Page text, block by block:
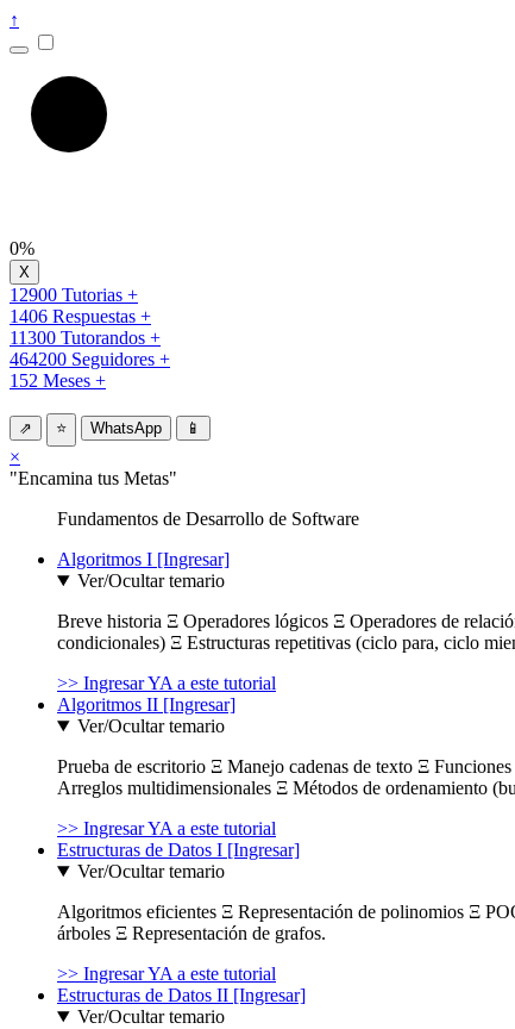
↑
0%
12900 Tutorias +
1406 Respuestas +
11300 Tutorandos +
464200 Seguidores +
152 Meses +
⇗ ⭐ WhatsApp 📱
×
"Encamina tus Metas"
Fundamentos de Desarrollo de Software
Algoritmos I [Ingresar]
Ver/Ocultar temario
Breve historia Ξ Operadores lógicos Ξ Operadores de
condicionales) Ξ Estructuras repetitivas (ciclo para, ciclo
>> Ingresar YA a este tutorial
Algoritmos II [Ingresar]
Ver/Ocultar temario
Prueba de escritorio Ξ Manejo cadenas de texto Ξ
Arreglos multidimensionales Ξ Métodos de ordenamiento
>> Ingresar YA a este tutorial
Estructuras de Datos I [Ingresar]
Ver/Ocultar temario
Algoritmos eficientes Ξ Representación de polinomios Ξ
árboles Ξ Representación de grafos.
>> Ingresar YA a este tutorial
Estructuras de Datos II [Ingresar]
Ver/Ocultar temario